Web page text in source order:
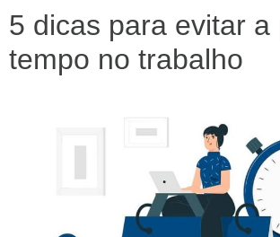
5 dicas para evitar a
tempo no trabalho